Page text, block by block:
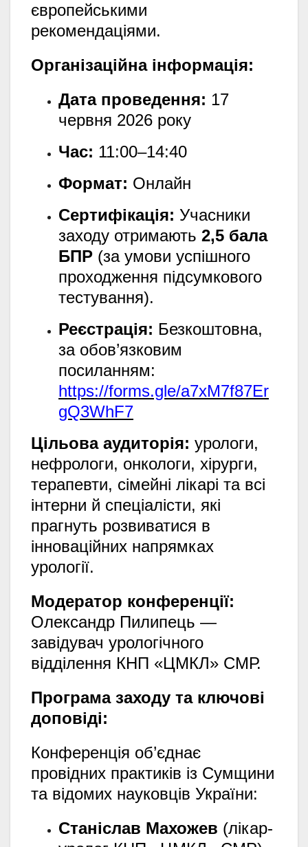
європейськими
рекомендаціями.
Організаційна інформація:
Дата проведення: 17
червня 2026 року
Час: 11:00–14:40
Формат: Онлайн
Сертифікація: Учасники
заходу отримають 2,5 бала
БПР (за умови успішного
проходження підсумкового
тестування).
Реєстрація: Безкоштовна,
за обов’язковим
посиланням:
https://forms.gle/a7xM7f87Er
gQ3WhF7
Цільова аудиторія: урологи,
нефрологи, онкологи, хірурги,
терапевти, сімейні лікарі та всі
інтерни й спеціалісти, які
прагнуть розвиватися в
інноваційних напрямках
урології.
Модератор конференції:
Олександр Пилипець —
завідувач урологічного
відділення КНП «ЦМКЛ» СМР.
Програма заходу та ключові
доповіді:
Конференція об’єднає
провідних практиків із Сумщини
та відомих науковців України:
Станіслав Махожев (лікар-